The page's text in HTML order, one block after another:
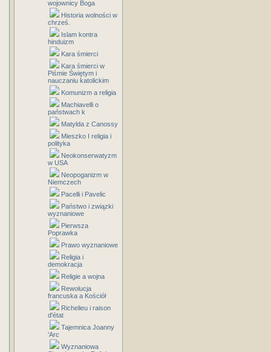
wojownicy Boga
Historia wolności w
chrześ.
Islam kontra
hinduizm
Kara śmierci
Kara śmierci w
Piśmie Świętym i
nauczaniu katolickim
Komunizm a religia
Machiavelli o
państwach k
Matylda z Canossy
Mieszko I religia i
polityka
Neokonserwatyzm
w USA
Neopoganizm w
Niemczech
Pacelli i Pavelic
Państwo i związki
wyznaniowe
Pierwsza
Poprawka
Prawo wyznaniowe
Religia i
demokracja
Religie a wojna
Rewolucja
francuska a Kościół
Richelieu i raison
d'état
Tajemnica Joanny
'Arc
Wyznaniowa